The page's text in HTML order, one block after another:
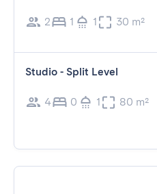
2 1 1 30 m²
Studio - Split Level
4 0 1 80 m²